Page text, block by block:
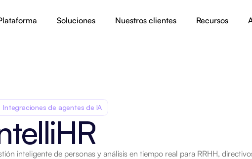
Integraciones de agentes de IA
inteligente de personas y análisis en tiempo real para RRHH,
Soluciones Nuestros clientes Recursos